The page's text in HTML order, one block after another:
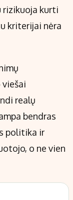
kurti
kriterijai nėra
realų
bendras
politika ir
o ne vien